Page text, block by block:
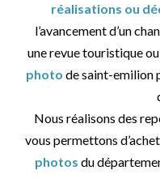
réalisations ou
l’avancement d’un
une revue touristique
photo de saint-emilion
Nous réalisons des
vous permettons
photos du